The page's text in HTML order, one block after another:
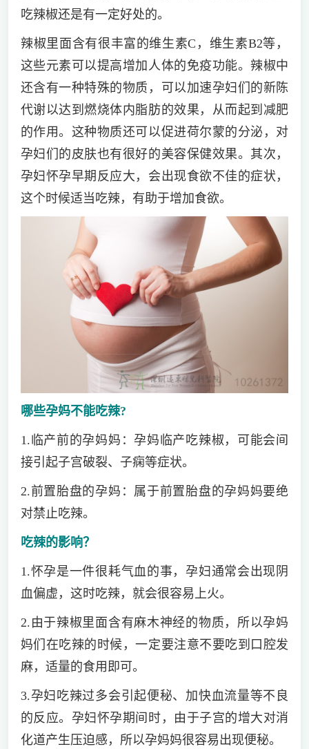
吃辣椒还是有一定好处的。
辣椒里面含有很丰富的维生素C，维生素B2等，
这些元素可以提高增加人体的免疫功能。辣椒中
还含有一种特殊的物质，可以加速孕妇们的新陈
代谢以达到燃烧体内脂肪的效果，从而起到减肥
的作用。这种物质还可以促进荷尔蒙的分泌，对
孕妇们的皮肤也有很好的美容保健效果。其次，
孕妇怀孕早期反应大，会出现食欲不佳的症状，
这个时候适当吃辣，有助于增加食欲。
哪些孕妈不能吃辣?
1.临产前的孕妈妈：孕妈临产吃辣椒，可能会间
接引起子宫破裂、子痫等症状。
2.前置胎盘的孕妈：属于前置胎盘的孕妈妈要绝
对禁止吃辣。
吃辣的影响？
1.怀孕是一件很耗气血的事，孕妇通常会出现阴
血偏虚，这时吃辣，就会很容易上火。
2.由于辣椒里面含有麻木神经的物质，所以孕妈
妈们在吃辣的时候，一定要注意不要吃到口腔发
麻，适量的食用即可。
3.孕妇吃辣过多会引起便秘、加快血流量等不良
的反应。孕妇怀孕期间时，由于子宫的增大对消
化道产生压迫感，所以孕妈妈很容易出现便秘。